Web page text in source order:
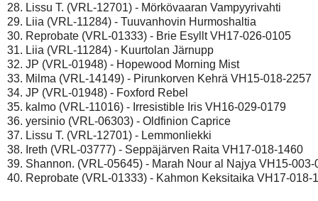
28. Lissu T. (VRL-12701) - Mörkövaaran Vampyyrivahti
29. Liia (VRL-11284) - Tuuvanhovin Hurmoshaltia
30. Reprobate (VRL-01333) - Brie Esyllt VH17-026-0105
31. Liia (VRL-11284) - Kuurtolan Järnupp
32. JP (VRL-01948) - Hopewood Morning Mist
33. Milma (VRL-14149) - Pirunkorven Kehrä VH15-018-2257
34. JP (VRL-01948) - Foxford Rebel
35. kalmo (VRL-11016) - Irresistible Iris VH16-029-0179
36. yersinio (VRL-06303) - Oldfinion Caprice
37. Lissu T. (VRL-12701) - Lemmonliekki
38. Ireth (VRL-03777) - Seppäjärven Raita VH17-018-1460
39. Shannon. (VRL-05645) - Marah Nour al Najya VH15-003-
40. Reprobate (VRL-01333) - Kahmon Keksitaika VH17-018-